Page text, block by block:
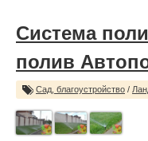
Система
полив
Сад, благоустройство /